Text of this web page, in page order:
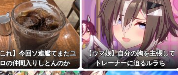
れ】今回ソ連艦てまたユ
の仲間入りしとんのか
【ウマ娘】自分の胸を主張して
トレーナーに迫るルラち